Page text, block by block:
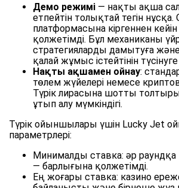
Демо режимі — нақты ақша
етпейтін толықтай тегін нұсқа.
платформасына кіргеннен кейін
қолжетімді. Бұл механиканы
стратегияларды дамытуға
қалай жұмыс істейтінін
Нақты ақшамен ойнау:
төлем жүйелері немесе
Түрік лирасына шотты
ұтып алу мүмкіндігі.
Түрік ойыншылары үшін Lucky Jet
параметрлері:
Минималды ставка: әр раундқа
— барлығына қолжетімді.
Ең жоғары ставка: казино